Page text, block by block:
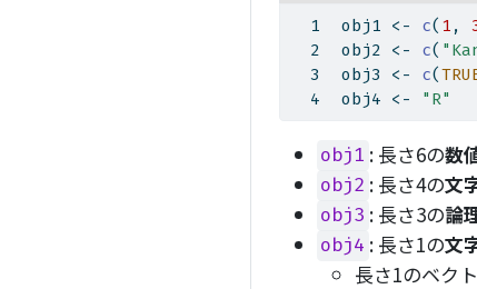
obj1 <- c( 1 ,
obj2 <- c(
obj3 <- c(
obj4 <- "R"
obj1 : 長さ6の数
obj2 : 長さ4の文
obj3 : 長さ3の論
obj4 : 長さ1の文
長さ1のベク